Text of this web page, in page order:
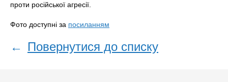
проти російської агресії.
Фото доступні за посиланням
← Повернутися до списку